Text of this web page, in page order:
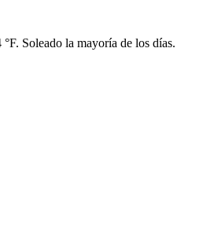
Soleado la mayoría de los días.